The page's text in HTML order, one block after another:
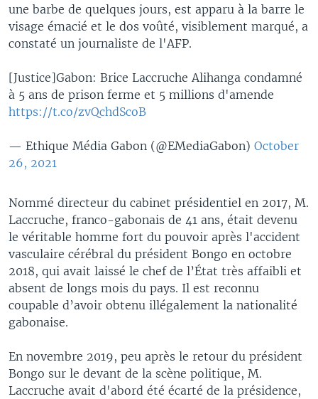
une barbe de quelques jours, est apparu à la barre le
visage émacié et le dos voûté, visiblement marqué, a
constaté un journaliste de l'AFP.
[Justice]Gabon: Brice Laccruche Alihanga condamné
à 5 ans de prison ferme et 5 millions d'amende
https://t.co/zvQchdScoB
— Ethique Média Gabon (@EMediaGabon) October
26, 2021
Nommé directeur du cabinet présidentiel en 2017, M.
Laccruche, franco-gabonais de 41 ans, était devenu
le véritable homme fort du pouvoir après l'accident
vasculaire cérébral du président Bongo en octobre
2018, qui avait laissé le chef de l’État très affaibli et
absent de longs mois du pays. Il est reconnu
coupable d’avoir obtenu illégalement la nationalité
gabonaise.
En novembre 2019, peu après le retour du président
Bongo sur le devant de la scène politique, M.
Laccruche avait d'abord été écarté de la présidence,